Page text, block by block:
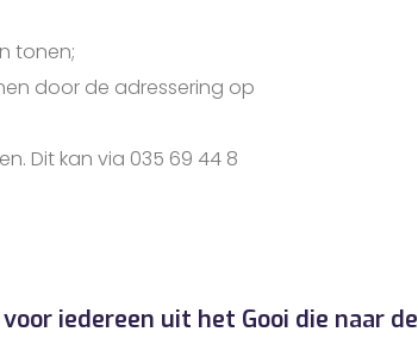
tonen;
door de adressering op
Dit kan via 035 69 44 8
iedereen uit het Gooi die naar de